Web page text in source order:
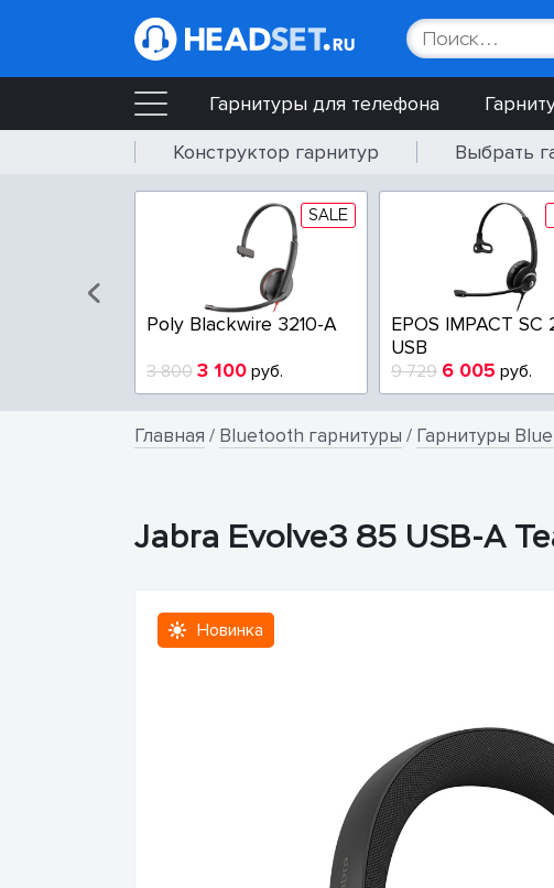
Гарнитуры для телефона
Конструктор гарнитур
Выбрать
SALE
Poly Blackwire 3210-A
3 800 3 100 руб.
EPOS IMPACT SC
USB
9 729 6 005 руб.
Главная / Bluetooth гарнитуры / Гарнитуры
Jabra Evolve3 85 USB-A
Новинка